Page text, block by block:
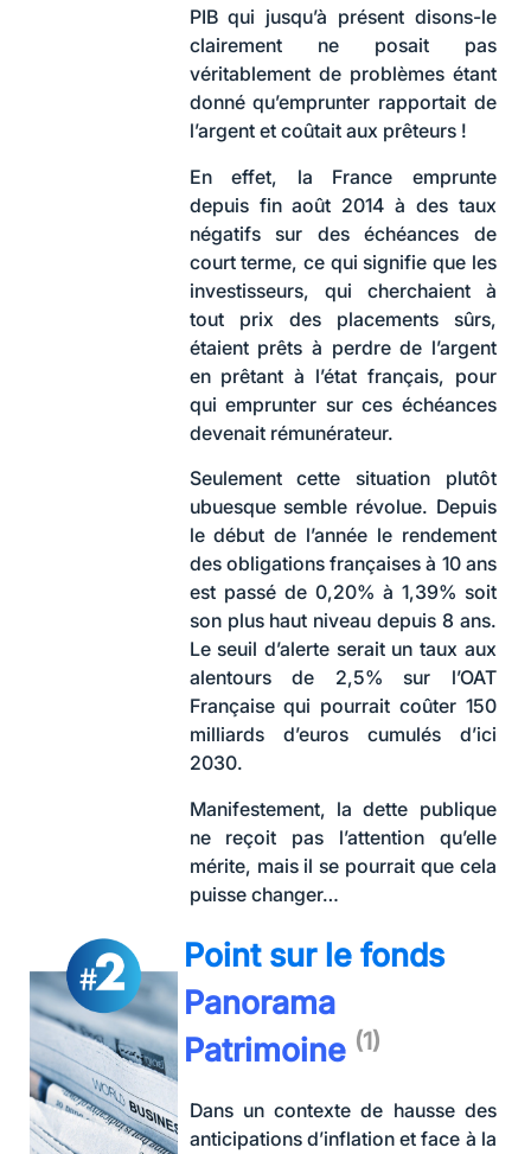
PIB qui jusqu’à présent disons-le
clairement ne posait pas
véritablement de problèmes étant
donné qu’emprunter rapportait de
l’argent et coûtait aux prêteurs !
En effet, la France emprunte
depuis fin août 2014 à des taux
négatifs sur des échéances de
court terme, ce qui signifie que les
investisseurs, qui cherchaient à
tout prix des placements sûrs,
étaient prêts à perdre de l’argent
en prêtant à l’état français, pour
qui emprunter sur ces échéances
devenait rémunérateur.
Seulement cette situation plutôt
ubuesque semble révolue. Depuis
le début de l’année le rendement
des obligations françaises à 10 ans
est passé de 0,20% à 1,39% soit
son plus haut niveau depuis 8 ans.
Le seuil d’alerte serait un taux aux
alentours de 2,5% sur l’OAT
Française qui pourrait coûter 150
milliards d’euros cumulés d’ici
2030.
Manifestement, la dette publique
ne reçoit pas l’attention qu’elle
mérite, mais il se pourrait que cela
puisse changer…
Point sur le fonds
Panorama
Patrimoine (1)
Dans un contexte de hausse des
anticipations d’inflation et face à la